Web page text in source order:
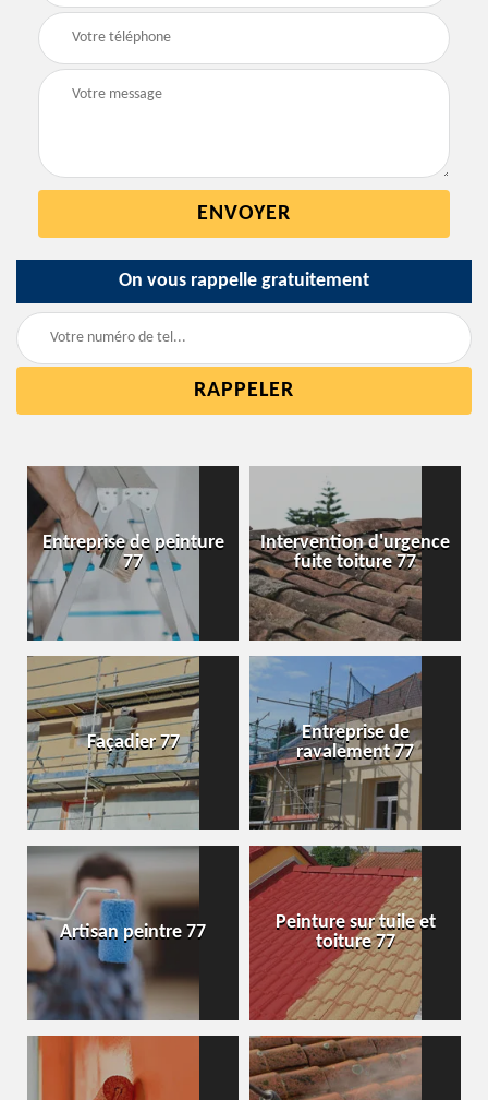
On vous rappelle gratuitement
Entreprise de peinture
77
Intervention d'urgence
fuite toiture 77
Façadier 77
Entreprise de
ravalement 77
Artisan peintre 77
Peinture sur tuile et
toiture 77